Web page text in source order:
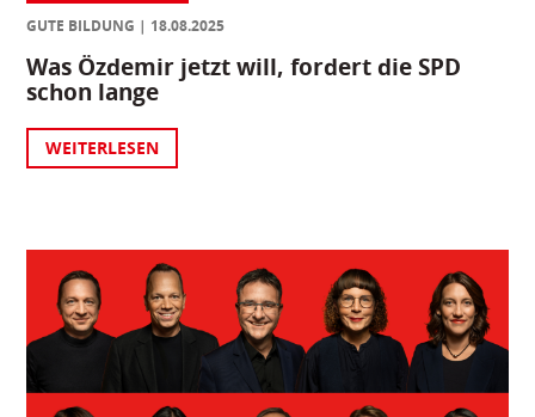
GUTE BILDUNG
18.08.2025
Was Özdemir jetzt will, fordert die SPD
schon lange
WEITERLESEN